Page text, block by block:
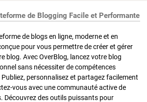
de Blogging Facile et Performante
de blogs en ligne, moderne et en
pour vous permettre de créer et gérer
blog. Avec OverBlog, lancez votre blog
sans nécessiter de compétences
personnalisez et partagez facilement
vous avec une communauté active de
Découvrez des outils puissants pour